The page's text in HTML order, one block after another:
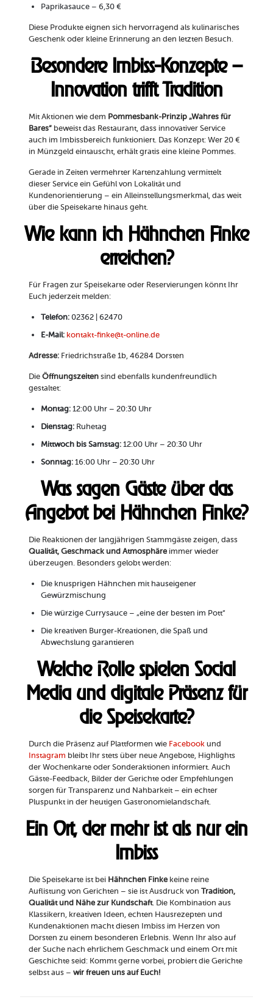
Paprikasauce – 6,30 €
Diese Produkte eignen sich hervorragend als kulinarisches
Geschenk oder kleine Erinnerung an den letzten Besuch.
Besondere Imbiss-Konzepte –
Innovation trifft Tradition
Mit Aktionen wie dem Pommesbank-Prinzip „Wahres für
Bares“beweist das Restaurant, dass innovativer Service
auch im Imbissbereich funktioniert. Das Konzept: Wer 20 €
in Münzgeld eintauscht, erhält gratis eine kleine Pommes.
Gerade in Zeiten vermehrter Kartenzahlung vermittelt
dieser Service ein Gefühl von Lokalität und
Kundenorientierung – ein Alleinstellungsmerkmal, das weit
über die Speisekarte hinaus geht.
Wie kann ich Hähnchen Finke
erreichen?
Für Fragen zur Speisekarte oder Reservierungen könnt Ihr
Euch jederzeit melden:
Telefon: 02362 | 62470
E-Mail: kontakt-finke@t-online.de
Adresse:Friedrichstraße 1b, 46284 Dorsten
Die Öffnungszeitensind ebenfalls kundenfreundlich
gestaltet:
Montag:12:00 Uhr – 20:30 Uhr
Dienstag:Ruhetag
Mittwoch bis Samstag:12:00 Uhr – 20:30 Uhr
Sonntag:16:00 Uhr – 20:30 Uhr
Was sagen Gäste über das
Angebot bei Hähnchen Finke?
Die Reaktionen der langjährigen Stammgäste zeigen, dass
Qualität, Geschmack und Atmosphäreimmer wieder
überzeugen. Besonders gelobt werden:
Die knusprigen Hähnchen mit hauseigener
Gewürzmischung
Die würzige Currysauce – „eine der besten im Pott“
Die kreativen Burger-Kreationen, die Spaß und
Abwechslung garantieren
Welche Rolle spielen Social
Media und digitale Präsenz für
die Speisekarte?
Durch die Präsenz auf Plattformen wie Facebookund
Instagram bleibt Ihr stets über neue Angebote, Highlights
der Wochenkarte oder Sonderaktionen informiert. Auch
Gäste-Feedback, Bilder der Gerichte oder Empfehlungen
sorgen für Transparenz und Nahbarkeit – ein echter
Pluspunkt in der heutigen Gastronomielandschaft.
Ein Ort, der mehr ist als nur ein
Imbiss
Die Speisekarte ist bei Hähnchen Finkekeine reine
Auflistung von Gerichten – sie ist Ausdruck von Tradition,
Qualität und Nähe zur Kundschaft. Die Kombination aus
Klassikern, kreativen Ideen, echten Hausrezepten und
Kundenaktionen macht diesen Imbiss im Herzen von
Dorsten zu einem besonderen Erlebnis. Wenn Ihr also auf
der Suche nach ehrlichem Geschmack und einem Ort mit
Geschichte seid: Kommt gerne vorbei, probiert die Gerichte
selbst aus – wir freuen uns auf Euch!